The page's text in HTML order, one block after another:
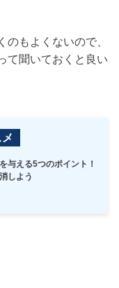
もよくないので、
て聞いておくと良い
与える5つのポイント！
しよう